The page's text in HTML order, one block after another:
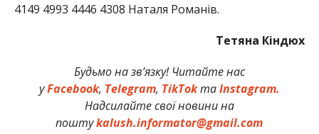
4149 4993 4446 4308 Наталя Романів.
Тетяна Кіндюх
Будьмо на зв’язку! Читайте нас
уFacebook, Telegram, TikTokтаInstagram.
Надсилайте свої новини на
поштуkalush.informator@gmail.com